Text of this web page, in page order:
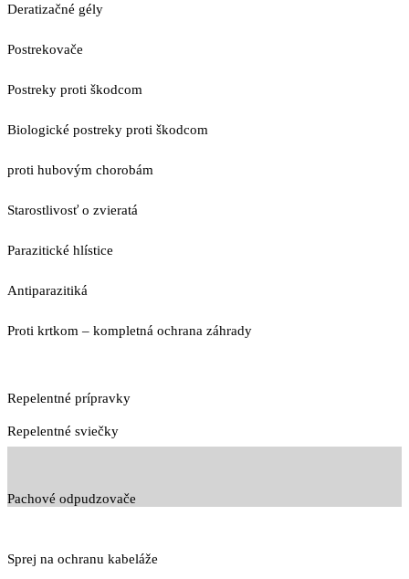
Deratizačné gély
Postrekovače
Postreky proti škodcom
Biologické postreky proti škodcom
proti hubovým chorobám
Starostlivosť o zvieratá
Parazitické hlístice
Antiparazitiká
Proti krtkom – kompletná ochrana záhrady
Repelentné prípravky
Repelentné sviečky
Pachové odpudzovače
Sprej na ochranu kabeláže